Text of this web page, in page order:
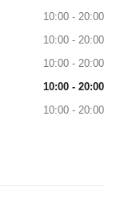
10:00 - 20:00
10:00 - 20:00
10:00 - 20:00
10:00 - 20:00
10:00 - 20:00